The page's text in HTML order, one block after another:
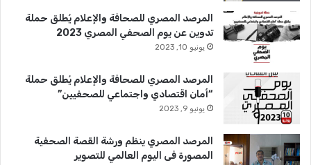
المرصد المصري للصحافة والإعلام يُطلق حملة
تدوين عن يوم الصحفي المصري 2023
يونيو 10, 2023
المرصد المصري للصحافة والإعلام يُطلق حملة
“أمان اقتصادي واجتماعي للصحفيين”
يونيو 9, 2023
المرصد المصري ينظم ورشة القصة الصحفية
المصورة فى اليوم العالمي للتصوير